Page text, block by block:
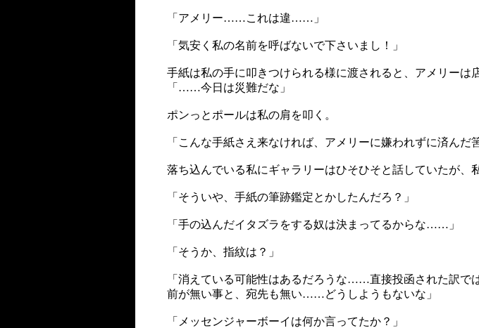
「アメリー……これは違……」
「気安く私の名前を呼ばないで下さいまし！」
手紙は私の手に叩きつけられる様に渡されると、アメリーは
「……今日は災難だな」
ポンっとポールは私の肩を叩く。
「こんな手紙さえ来なければ、アメリーに嫌われずに済ん
落ち込んでいる私にギャラリーはひそひそと話していたが、
「そういや、手紙の筆跡鑑定とかしたんだろ？」
「手の込んだイタズラをする奴は決まってるからな……」
「そうか、指紋は？」
「消えている可能性はあるだろうな……直接投函された訳で
前が無い事と、宛先も無い……どうしようもないな」
「メッセンジャーボーイは何か言ってたか？」